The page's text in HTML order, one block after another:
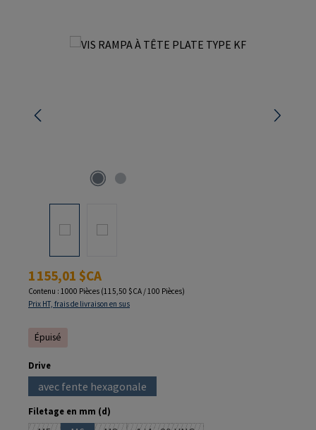
Ignorer la galerie d'images
Prix régulier :
1 155,01 $CA
Contenu : 1000 Pièces (115,50 $CA / 100 Pièces)
Prix HT, frais de livraison en sus
Épuisé
Sélectionnez
Drive
avec fente hexagonale(Cette option n'est pas disponible pour le moment.)
Sélectionnez
Filetage en mm (d)